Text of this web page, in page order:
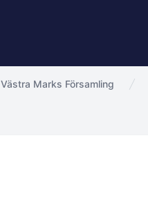
Västra Marks Församling